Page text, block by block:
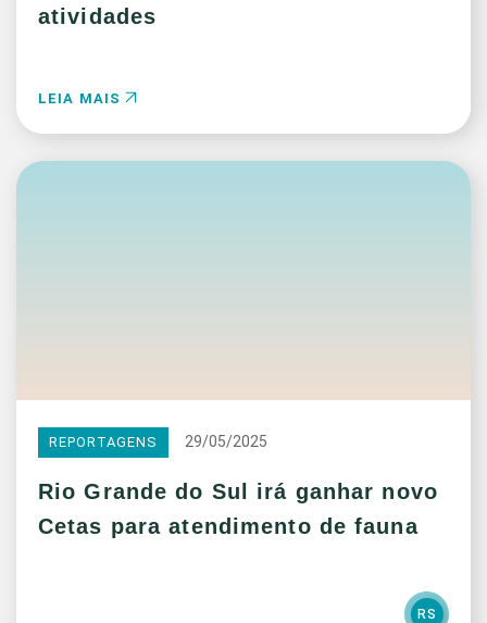
atividades
LEIA MAIS
REPORTAGENS 29/05/2025
Rio Grande do Sul irá ganhar novo
Cetas para atendimento de fauna
RS